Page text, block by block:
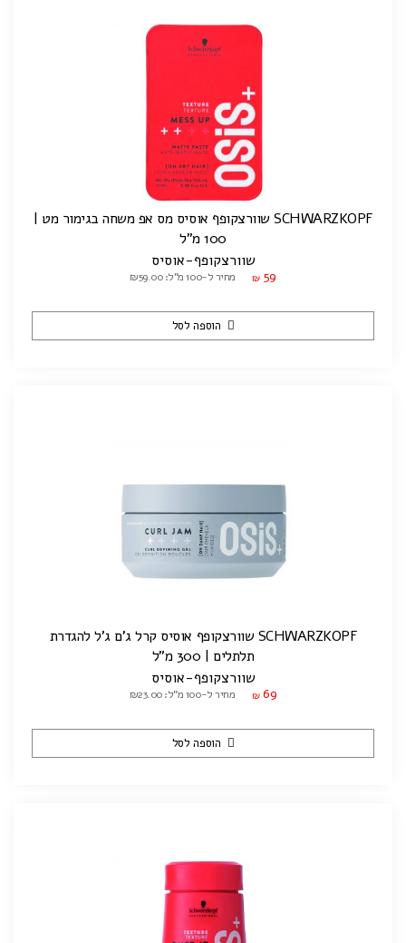
SCHWARZKOPF שוורצקופף אוסיס מס אפ משחה בגימור מט |
100 מ"ל
שוורצקופף-אוסיס
₪ 59 מחיר ל-100 מ"ל: ₪59.00
הוספה לסל
SCHWARZKOPF שוורצקופף אוסיס קרל ג'ם ג'ל להגדרת
תלתלים | 300 מ"ל
שוורצקופף-אוסיס
₪ 69 מחיר ל-100 מ"ל: ₪23.00
הוספה לסל